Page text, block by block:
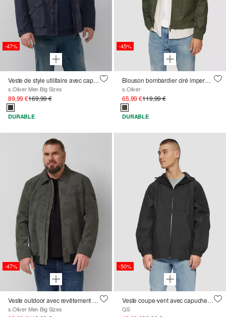
-47%
Veste de style utilitaire avec capuche dans le col
s.Oliver Men Big Sizes
89,99 €169,99 €
DURABLE
-45%
Blouson bombardier ciré imperméable
s.Oliver
65,99 €119,99 €
DURABLE
-47%
Veste outdoor avec revêtement et fermeture à glissière en métal
s.Oliver Men Big Sizes
-50%
Veste coupe-vent avec capuche et impression au dos
QS